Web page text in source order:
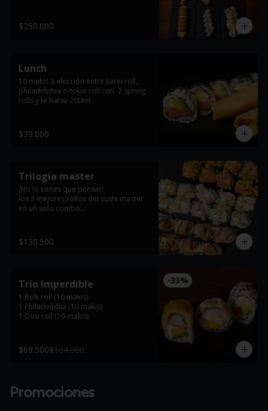
$250.000
Lunch
10 makis a elección entre karei roll,
philadelphia o tokio roll con  2 spring
rolls y te hatsu 200ml.
$39.000
Trilogia master
¡No lo tienes que pensar!
los 3 mejores rollos del sushi master
en un solo combo
artesanal, tartar de salmon, teriyaky y
cebollin.
maduro y queso philadelphia.
tiger roll: kanikama desmechado,
queso philadelphia, masago, ajonjoli,
dinamita, salmon apanado, teriyaky y
$130.500
-33%
Trio Imperdible
1 Belk roll (10 makis)
1 Philadelphia (10 makis)
1 Oiru roll (10 makis)
$69.500$104.000
Promociones